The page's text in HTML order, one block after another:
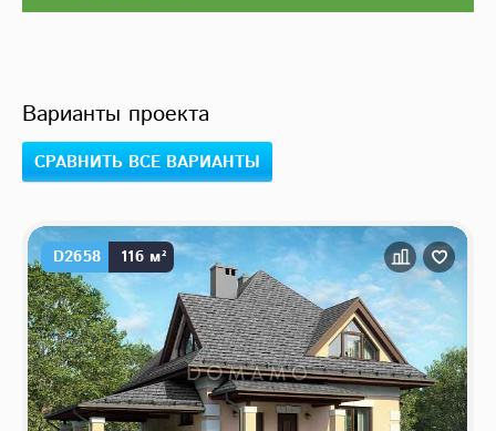
Варианты проекта
СРАВНИТЬ ВСЕ ВАРИАНТЫ
D2658 116 м²